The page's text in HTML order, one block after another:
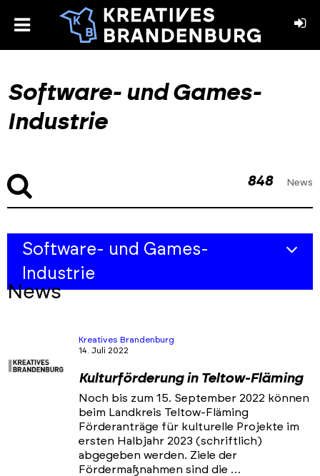
toggle
Software- und Games-
Industrie
848 News
Skip
filters
Skip
results
section
Software- und Games-
Industrie
Ansprechpartner & Netzwerke
Veranstaltungen & Events
News
Kreatives Brandenburg
14. Juli 2022
Kulturförderung in Teltow-Fläming
Noch bis zum 15. September 2022 können
beim Landkreis Teltow-Fläming
Förderanträge für kulturelle Projekte im
ersten Halbjahr 2023 (schriftlich)
abgegeben werden. Ziele der
Fördermaßnahmen sind die …